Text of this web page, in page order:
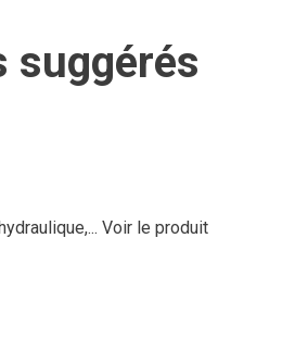
suggérés
Voir le produit